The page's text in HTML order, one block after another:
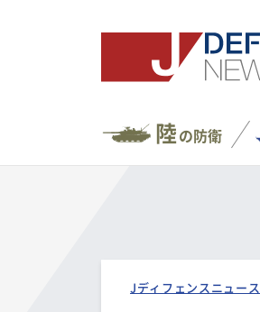
陸の防衛
Jディフェンスニュース